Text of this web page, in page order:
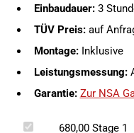
Einbaudauer:3
TÜV Preis:auf
Montage:Inklusive
Leistungsmessung:
Garantie: Zur NSA
680,00Stage 1